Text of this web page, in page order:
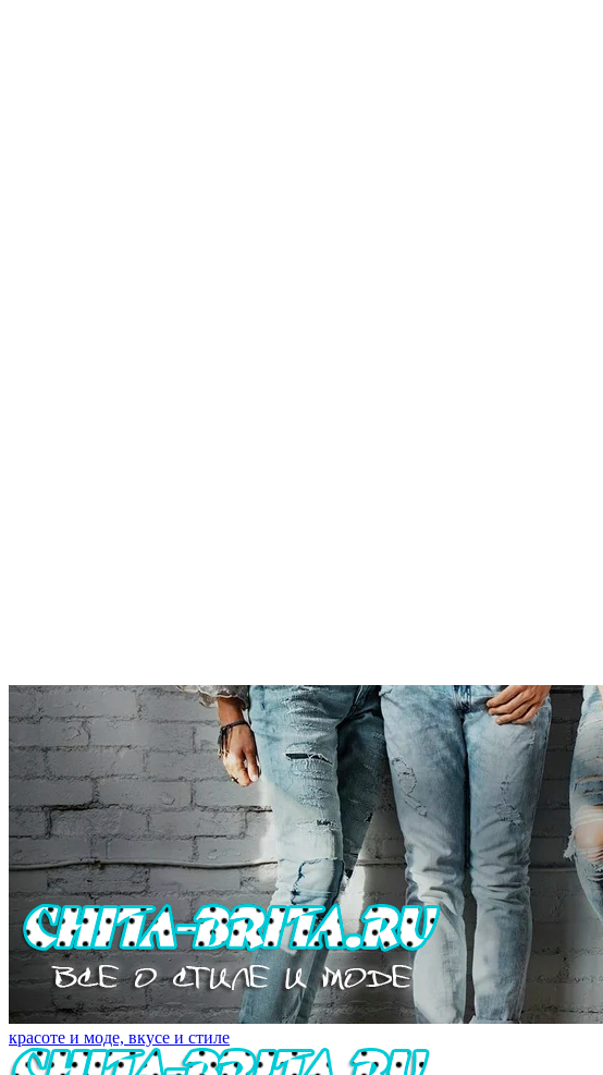
красоте и моде, вкусе и стиле